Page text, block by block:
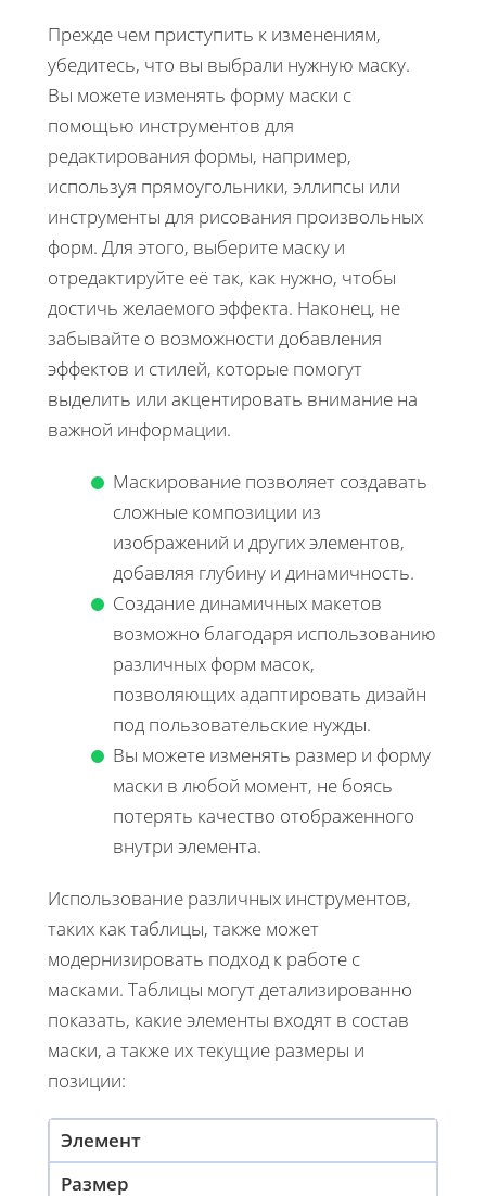
Прежде чем приступить к изменениям,
убедитесь, что вы выбрали нужную маску.
Вы можете изменять форму маски с
помощью инструментов для
редактирования формы, например,
используя прямоугольники, эллипсы или
инструменты для рисования произвольных
форм. Для этого, выберите маску и
отредактируйте её так, как нужно, чтобы
достичь желаемого эффекта. Наконец, не
забывайте о возможности добавления
эффектов и стилей, которые помогут
выделить или акцентировать внимание на
важной информации.
Маскирование позволяет создавать
сложные композиции из
изображений и других элементов,
добавляя глубину и динамичность.
Создание динамичных макетов
возможно благодаря использованию
различных форм масок,
позволяющих адаптировать дизайн
под пользовательские нужды.
Вы можете изменять размер и форму
маски в любой момент, не боясь
потерять качество отображенного
внутри элемента.
Использование различных инструментов,
таких как таблицы, также может
модернизировать подход к работе с
масками. Таблицы могут детализированно
показать, какие элементы входят в состав
маски, а также их текущие размеры и
позиции:
Элемент
Размер